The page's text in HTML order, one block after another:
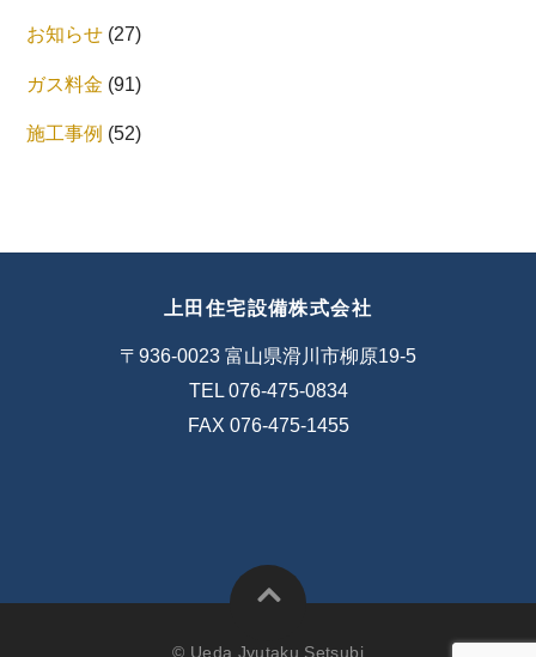
お知らせ (27)
ガス料金 (91)
施工事例 (52)
上田住宅設備株式会社
〒936-0023 富山県滑川市柳原19-5
TEL 076-475-0834
FAX 076-475-1455
© Ueda Jyutaku Setsubi